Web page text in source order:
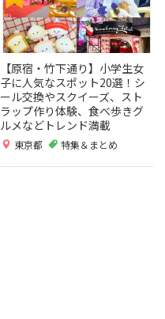
【原宿・竹下通り】小学生女
子に人気なスポット20選！シ
ール交換やスクイーズ、スト
ラップ作り体験、食べ歩きグ
ルメなどトレンド満載
東京都 特集＆まとめ